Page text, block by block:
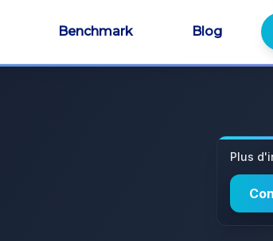
Benchmark Blog
Plus